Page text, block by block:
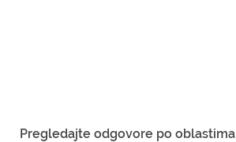
Pregledajte odgovore po oblastima